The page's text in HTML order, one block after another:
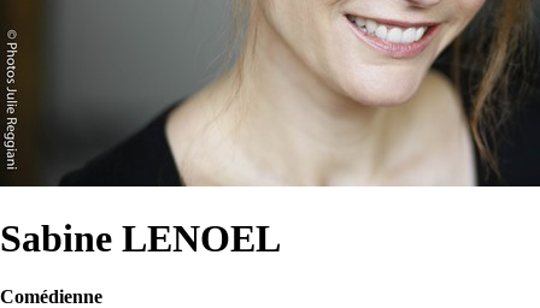
Sabine LENOEL
Comédienne